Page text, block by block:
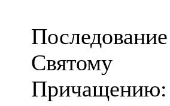
Святому
Причащению: